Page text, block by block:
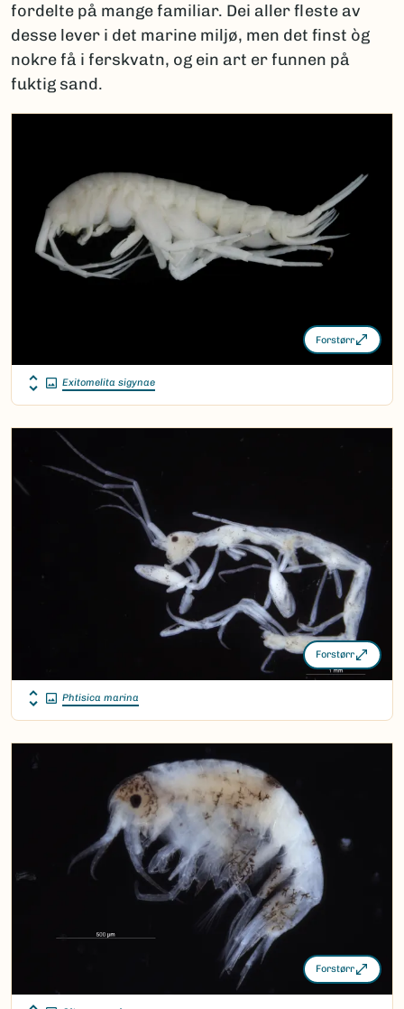
fordelte på mange familiar. Dei aller fleste av
desse lever i det marine miljø, men det finst òg
nokre få i ferskvatn, og ein art er funnen på
fuktig sand.
Forstørr
Exitomelita sigynae
Forstørr
Phtisica marina
Forstørr